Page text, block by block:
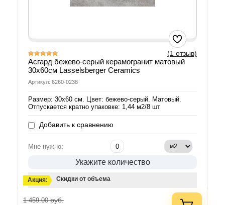
(1 отзыв)
Асгард бежево-серый керамогранит матовый
30х60см Lasselsberger Ceramics
Артикул: 6260-0238
Размер: 30х60 см. Цвет: бежево-серый. Матовый.
Отпускается кратно упаковке: 1,44 м2/8 шт
Добавить к сравнению
Мне нужно:
Укажите количество
Акция: Скидки от объема
1 459.00руб.